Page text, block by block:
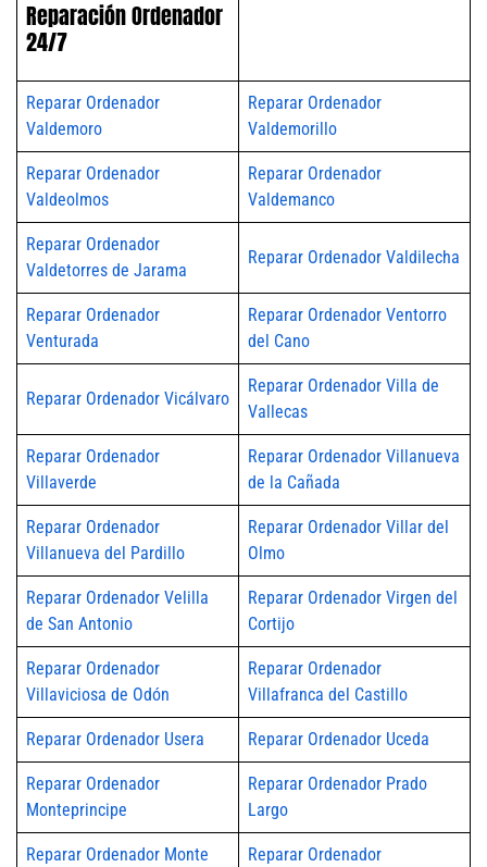
Reparación Ordenador
24/7
Reparar Ordenador
Valdemoro
Reparar Ordenador
Valdemorillo
Reparar Ordenador
Valdeolmos
Reparar Ordenador
Valdemanco
Reparar Ordenador
Valdetorres de Jarama
Reparar Ordenador Valdilecha
Reparar Ordenador
Venturada
Reparar Ordenador Ventorro
del Cano
Reparar Ordenador Vicálvaro
Reparar Ordenador Villa de
Vallecas
Reparar Ordenador
Villaverde
Reparar Ordenador Villanueva
de la Cañada
Reparar Ordenador
Villanueva del Pardillo
Reparar Ordenador Villar del
Olmo
Reparar Ordenador Velilla
de San Antonio
Reparar Ordenador Virgen del
Cortijo
Reparar Ordenador
Villaviciosa de Odón
Reparar Ordenador
Villafranca del Castillo
Reparar Ordenador Usera Reparar Ordenador Uceda
Reparar Ordenador
Monteprincipe
Reparar Ordenador Prado
Largo
Reparar Ordenador Monte
Reparar Ordenador